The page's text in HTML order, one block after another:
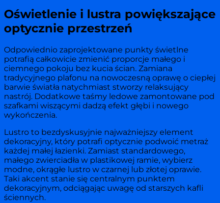
Oświetlenie i lustra powiększające
optycznie przestrzeń
Odpowiednio zaprojektowane punkty świetlne
potrafią całkowicie zmienić proporcje małego i
ciemnego pokoju bez kucia ścian. Zamiana
tradycyjnego plafonu na nowoczesną oprawę o ciepłej
barwie światła natychmiast stworzy relaksujący
nastrój. Dodatkowe taśmy ledowe zamontowane pod
szafkami wiszącymi dadzą efekt głębi i nowego
wykończenia.
Lustro to bezdyskusyjnie najważniejszy element
dekoracyjny, który potrafi optycznie podwoić metraż
każdej małej łazienki. Zamiast standardowego,
małego zwierciadła w plastikowej ramie, wybierz
modne, okrągłe lustro w czarnej lub złotej oprawie.
Taki akcent stanie się centralnym punktem
dekoracyjnym, odciągając uwagę od starszych kafli
ściennych.